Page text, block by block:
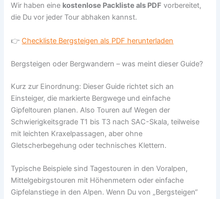
Wir haben eine kostenlose Packliste als PDF vorbereitet,
die Du vor jeder Tour abhaken kannst.
👉 Checkliste Bergsteigen als PDF herunterladen
Bergsteigen oder Bergwandern – was meint dieser Guide?
Kurz zur Einordnung: Dieser Guide richtet sich an
Einsteiger, die markierte Bergwege und einfache
Gipfeltouren planen. Also Touren auf Wegen der
Schwierigkeitsgrade T1 bis T3 nach SAC-Skala, teilweise
mit leichten Kraxelpassagen, aber ohne
Gletscherbegehung oder technisches Klettern.
Typische Beispiele sind Tagestouren in den Voralpen,
Mittelgebirgstouren mit Höhenmetern oder einfache
Gipfelanstiege in den Alpen. Wenn Du von „Bergsteigen“